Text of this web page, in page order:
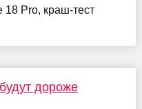
Pro, краш-тест
дороже